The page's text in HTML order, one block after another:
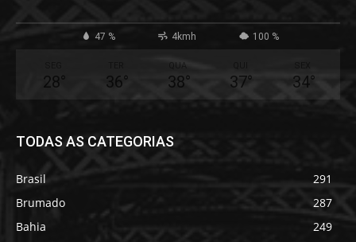
47 % 4kmh 100 %
28° 36°
QUA
38° 37° 34°
TODAS AS CATEGORIAS
Brasil
291
Brumado
287
Bahia
249